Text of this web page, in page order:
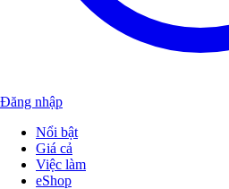
Đăng nhập
Nổi bật
Giá cả
Việc làm
eShop